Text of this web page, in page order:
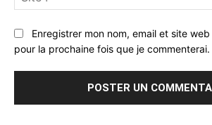
Enregistrer mon nom, email et site
pour la prochaine fois que je commenterai.